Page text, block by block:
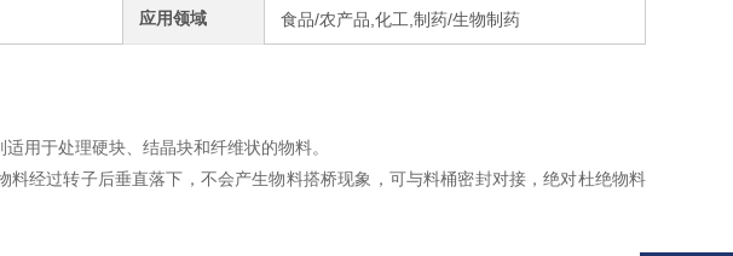
应用领域 食品/农产品,化工,制药/生物制药
用于处理硬块、结晶块和纤维状的物料。
经过转子后垂直落下，不会产生物料搭桥现象，可与料桶密封对接，绝对杜绝物料